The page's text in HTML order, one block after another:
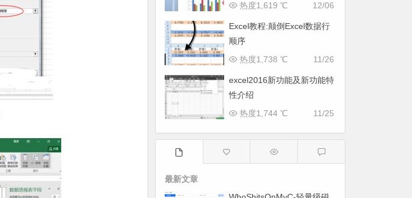
12/06
热度1,619 ℃
Excel教程:颠倒Excel数据行
顺序
11/26
热度1,738 ℃
excel2016新功能及新功能特
性介绍
11/25
热度1,744 ℃
最新文章